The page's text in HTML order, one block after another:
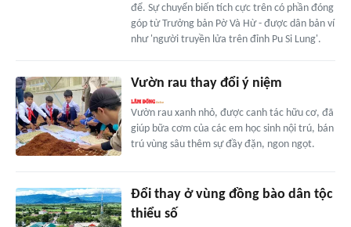
để. Sự chuyển biến tích cực trên có phần đóng
góp từ Trưởng bản Pờ Và Hừ - được dân bản ví
như 'người truyền lửa trên đỉnh Pu Si Lung'.
Vườn rau thay đổi ý niệm
Vườn rau xanh nhỏ, được canh tác hữu cơ, đã
giúp bữa cơm của các em học sinh nội trú, bán
trú vùng sâu thêm sự đầy đặn, ngon ngọt.
Đổi thay ở vùng đồng bào dân tộc
thiểu số